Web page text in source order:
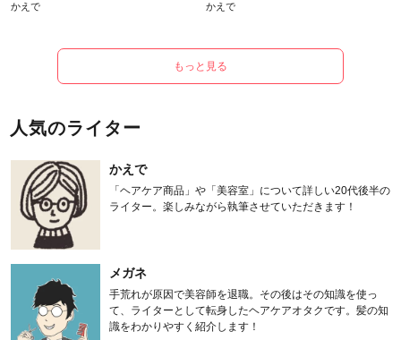
かえで かえで
もっと見る
人気のライター
かえで
「ヘアケア商品」や「美容室」について詳しい20代後半の
ライター。楽しみながら執筆させていただきます！
メガネ
手荒れが原因で美容師を退職。その後はその知識を使っ
て、ライターとして転身したヘアケアオタクです。髪の知
識をわかりやすく紹介します！